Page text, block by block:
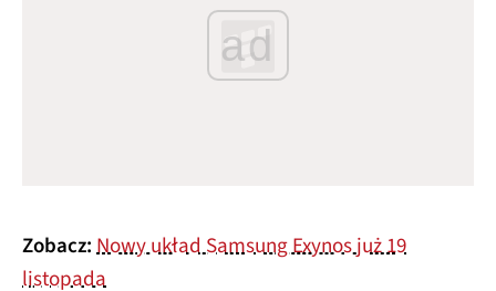
ad
Zobacz:Nowy układ Samsung Exynos już 19
listopada